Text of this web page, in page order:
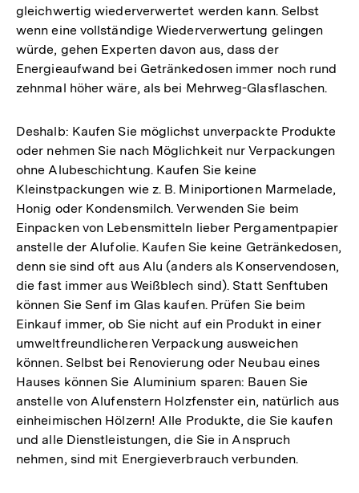
gleichwertig wiederverwertet werden kann. Selbst
wenn eine vollständige Wiederverwertung gelingen
würde, gehen Experten davon aus, dass der
Energieaufwand bei Getränkedosen immer noch rund
zehnmal höher wäre, als bei Mehrweg-Glasflaschen.
Deshalb: Kaufen Sie möglichst unverpackte Produkte
oder nehmen Sie nach Möglichkeit nur Verpackungen
ohne Alubeschichtung. Kaufen Sie keine
Kleinstpackungen wie z. B. Miniportionen Marmelade,
Honig oder Kondensmilch. Verwenden Sie beim
Einpacken von Lebensmitteln lieber Pergamentpapier
anstelle der Alufolie. Kaufen Sie keine Getränkedosen,
denn sie sind oft aus Alu (anders als Konservendosen,
die fast immer aus Weißblech sind). Statt Senftuben
können Sie Senf im Glas kaufen. Prüfen Sie beim
Einkauf immer, ob Sie nicht auf ein Produkt in einer
umweltfreundlicheren Verpackung ausweichen
können. Selbst bei Renovierung oder Neubau eines
Hauses können Sie Aluminium sparen: Bauen Sie
anstelle von Alufenstern Holzfenster ein, natürlich aus
einheimischen Hölzern! Alle Produkte, die Sie kaufen
und alle Dienstleistungen, die Sie in Anspruch
nehmen, sind mit Energieverbrauch verbunden.